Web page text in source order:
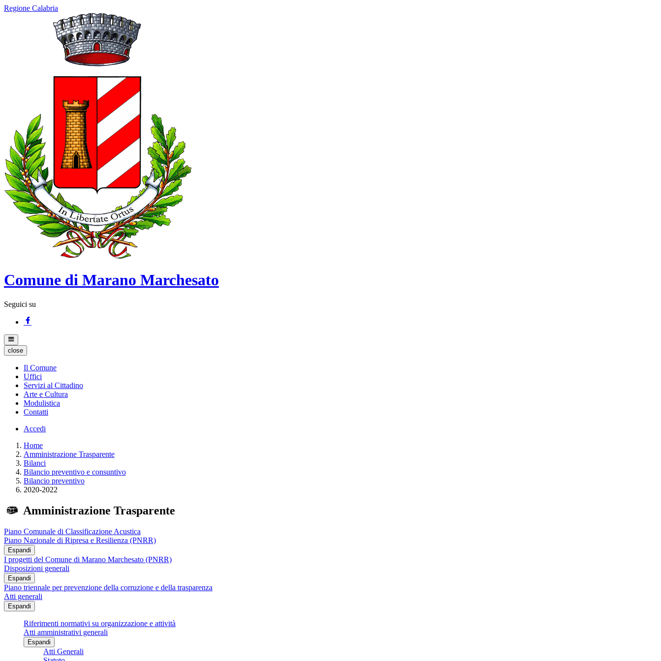
Regione Calabria
Comune di Marano Marchesato
Seguici su
close
Il Comune
Uffici
Servizi al Cittadino
Arte e Cultura
Modulistica
Contatti
Accedi
Home
Amministrazione Trasparente
Bilanci
Bilancio preventivo e consuntivo
Bilancio preventivo
2020-2022
Amministrazione Trasparente
Piano Comunale di Classificazione Acustica
Piano Nazionale di Ripresa e Resilienza (PNRR)
Espandi
I progetti del Comune di Marano Marchesato (PNRR)
Disposizioni generali
Espandi
Piano triennale per prevenzione della corruzione e della trasparenza
Atti generali
Espandi
Riferimenti normativi su organizzazione e attività
Atti amministrativi generali
Espandi
Atti Generali